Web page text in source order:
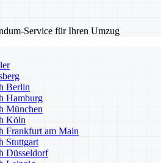
Service für Ihren Umzug
Berlin
Hamburg
München
Köln
Frankfurt am Main
Stuttgart
Düsseldorf